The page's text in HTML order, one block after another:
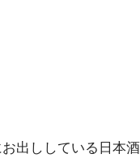
出ししている日本酒